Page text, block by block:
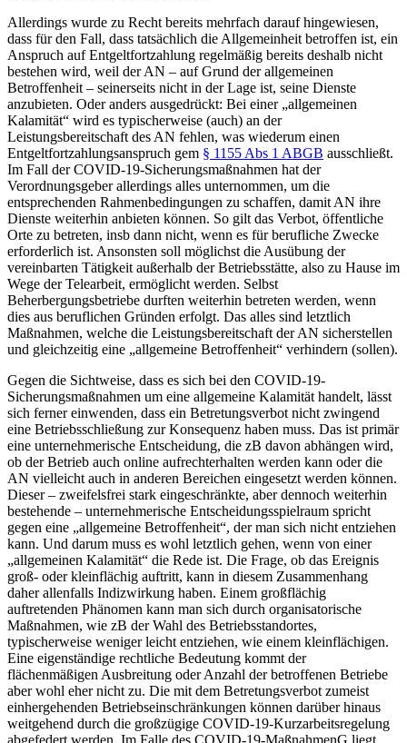
Allerdings wurde zu Recht bereits mehrfach darauf hingewiesen,
dass für den Fall, dass tatsächlich die Allgemeinheit betroffen ist, ein
Anspruch auf Entgeltfortzahlung regelmäßig bereits deshalb nicht
bestehen wird, weil der AN – auf Grund der allgemeinen
Betroffenheit – seinerseits nicht in der Lage ist, seine Dienste
anzubieten. Oder anders ausgedrückt: Bei einer „allgemeinen
Kalamität“ wird es typischerweise (auch) an der
Leistungsbereitschaft des AN fehlen, was wiederum einen
Entgeltfortzahlungsanspruch gem § 1155 Abs 1 ABGB ausschließt.
Im Fall der COVID-19-Sicherungsmaßnahmen hat der
Verordnungsgeber allerdings alles unternommen, um die
entsprechenden Rahmenbedingungen zu schaffen, damit AN ihre
Dienste weiterhin anbieten können. So gilt das Verbot, öffentliche
Orte zu betreten, insb dann nicht, wenn es für berufliche Zwecke
erforderlich ist. Ansonsten soll möglichst die Ausübung der
vereinbarten Tätigkeit außerhalb der Betriebsstätte, also zu Hause im
Wege der Telearbeit, ermöglicht werden. Selbst
Beherbergungsbetriebe durften weiterhin betreten werden, wenn
dies aus beruflichen Gründen erfolgt. Das alles sind letztlich
Maßnahmen, welche die Leistungsbereitschaft der AN sicherstellen
und gleichzeitig eine „allgemeine Betroffenheit“ verhindern (sollen).
Gegen die Sichtweise, dass es sich bei den COVID-19-
Sicherungsmaßnahmen um eine allgemeine Kalamität handelt, lässt
sich ferner einwenden, dass ein Betretungsverbot nicht zwingend
eine Betriebsschließung zur Konsequenz haben muss. Das ist primär
eine unternehmerische Entscheidung, die zB davon abhängen wird,
ob der Betrieb auch online aufrechterhalten werden kann oder die
AN vielleicht auch in anderen Bereichen eingesetzt werden können.
Dieser – zweifelsfrei stark eingeschränkte, aber dennoch weiterhin
bestehende – unternehmerische Entscheidungsspielraum spricht
gegen eine „allgemeine Betroffenheit“, der man sich nicht entziehen
kann. Und darum muss es wohl letztlich gehen, wenn von einer
„allgemeinen Kalamität“ die Rede ist. Die Frage, ob das Ereignis
groß- oder kleinflächig auftritt, kann in diesem Zusammenhang
daher allenfalls Indizwirkung haben. Einem großflächig
auftretenden Phänomen kann man sich durch organisatorische
Maßnahmen, wie zB der Wahl des Betriebsstandortes,
typischerweise weniger leicht entziehen, wie einem kleinflächigen.
Eine eigenständige rechtliche Bedeutung kommt der
flächenmäßigen Ausbreitung oder Anzahl der betroffenen Betriebe
aber wohl eher nicht zu. Die mit dem Betretungsverbot zumeist
einhergehenden Betriebseinschränkungen können darüber hinaus
weitgehend durch die großzügige COVID-19-Kurzarbeitsregelung
abgefedert werden. Im Falle des COVID-19-MaßnahmenG liegt